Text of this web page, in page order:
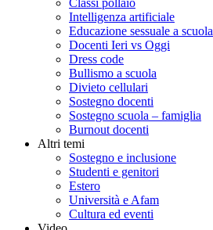
Classi pollaio
Intelligenza artificiale
Educazione sessuale a scuola
Docenti Ieri vs Oggi
Dress code
Bullismo a scuola
Divieto cellulari
Sostegno docenti
Sostegno scuola – famiglia
Burnout docenti
Altri temi
Sostegno e inclusione
Studenti e genitori
Estero
Università e Afam
Cultura ed eventi